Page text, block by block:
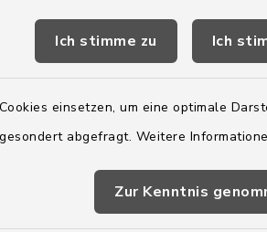
Ich stimme zu Ich
einsetzen, um eine optimale
abgefragt. Weitere
Zur Kenntnis
am Donnerstag:
Uhr
179-0
- 179-44
boostedt-